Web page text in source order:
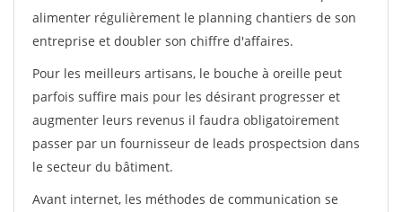
alimenter régulièrement le planning chantiers de son
entreprise et doubler son chiffre d'affaires.
Pour les meilleurs artisans, le bouche à oreille peut
parfois suffire mais pour les désirant progresser et
augmenter leurs revenus il faudra obligatoirement
passer par un fournisseur de leads prospectsion dans
le secteur du bâtiment.
Avant internet, les méthodes de communication se